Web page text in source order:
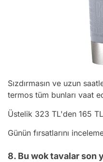
Sızdırmasın ve uzun
termos tüm bunları vaat
Üstelik 323 TL'den 165
Günün fırsatlarını
8. Bu wok tavalar son